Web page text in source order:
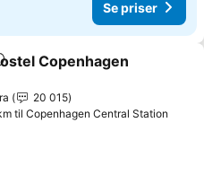
Se priser
til i favoritter
Copenhagen
20 015
til Copenhagen Central Station